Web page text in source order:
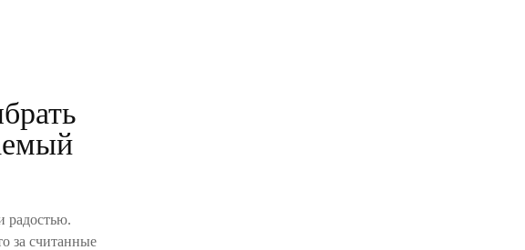
радостью.
за считанные